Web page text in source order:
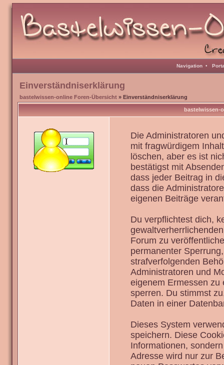
Navigation •
Einverständniserklärung
bastelwissen-online Foren-Übersicht » Einverständniserklärung
bastelwissen-
Die Administratoren
mit fragwürdigem
löschen, aber es ist
bestätigst mit
dass jeder Beitrag in
dass die
eigenen Beiträge
Du verpflichtest dich,
Forum zu
permanenter
strafverfolgenden
Administratoren und
eigenem Ermessen zu
sperren. Du stimmst
Daten in einer
Dieses System
speichern. Diese
Informationen,
Adresse wird nur zur